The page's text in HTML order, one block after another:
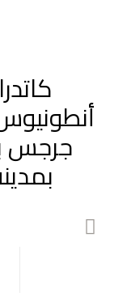
جرجس